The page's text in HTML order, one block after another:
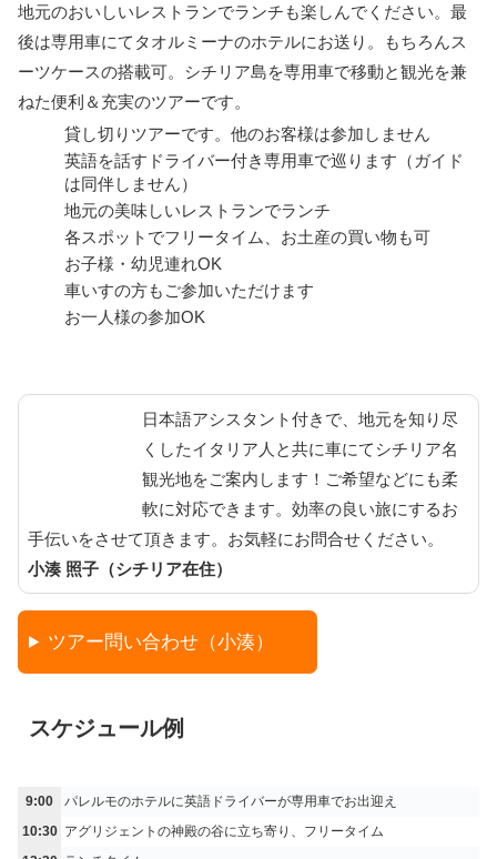
地元のおいしいレストランでランチも楽しんでください。最
後は専用車にてタオルミーナのホテルにお送り。もちろんス
ーツケースの搭載可。シチリア島を専用車で移動と観光を兼
ねた便利＆充実のツアーです。
貸し切りツアーです。他のお客様は参加しません
英語を話すドライバー付き専用車で巡ります（ガイド
は同伴しません）
地元の美味しいレストランでランチ
各スポットでフリータイム、お土産の買い物も可
お子様・幼児連れOK
車いすの方もご参加いただけます
お一人様の参加OK
日本語アシスタント付きで、地元を知り尽
くしたイタリア人と共に車にてシチリア名
観光地をご案内します！ご希望などにも柔
軟に対応できます。効率の良い旅にするお
手伝いをさせて頂きます。お気軽にお問合せください。
小湊 照子（シチリア在住）
ツアー問い合わせ（小湊）
スケジュール例
9:00
パレルモのホテルに英語ドライバーが専用車でお出迎え
10:30 アグリジェントの神殿の谷に立ち寄り、フリータイム